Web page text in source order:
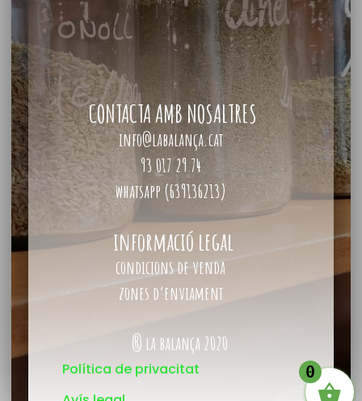
CONTACTA AMB NOSALTRES
info@labalança.cat
93 017 29 74
whatsapp (639136213)
informació legal
condicions de venda
zones d’enviament
® la balança 2020
Política de privacitat
0